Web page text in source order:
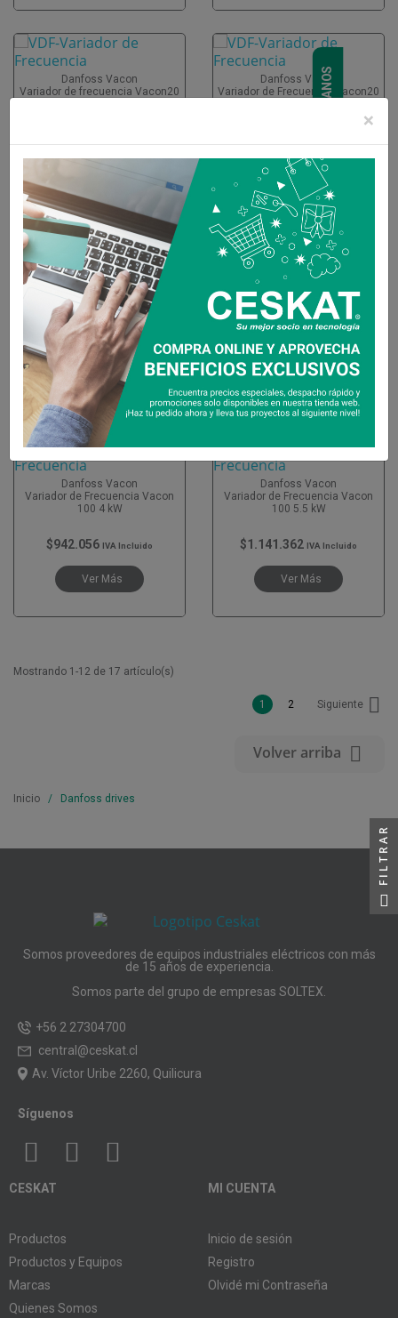
Inicio Danfoss drives
Danfoss Vacon
Variador de frecuencia Vacon20
Danfoss Vacon
Variador de Frecuencia Vacon20
Ver Más
Danfoss Vacon
Variador de Frecuencia Vacon20
18.5 kW
$1.128.510 IVA Incluido
Ver Más
Danfoss Vacon
Variador de Frecuencia Vacon
100 3 kW
$842.397IVA Incluido
Ver Más
Danfoss Vacon
Variador de Frecuencia Vacon
100 4 kW
$942.056 IVA Incluido
Ver Más
Danfoss Vacon
Variador de Frecuencia Vacon
100 5.5 kW
$1.141.362 IVA Incluido
Ver Más
Mostrando 1-12 de 17 artículo(s)
1 2 Siguiente 
Volver arriba 
CONTÁCTANOS
Somos proveedores de equipos industriales eléctricos con más
de 15 años de experiencia.
Somos parte del grupo de empresas SOLTEX.
+56 2 27304700
central@ceskat.cl
Av. Víctor Uribe 2260, Quilicura
Síguenos
CESKAT
Productos
Productos y Equipos
Marcas
Quienes Somos
MI CUENTA
Inicio de sesión
Registro
Olvidé mi Contraseña
×
FILTRAR